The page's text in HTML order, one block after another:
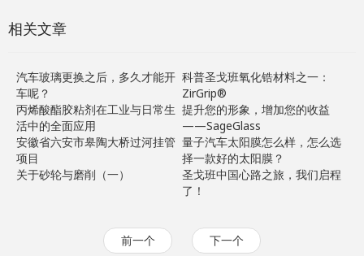
相关文章
汽车玻璃更换之后，多久才能开
车呢？
丙烯酸酯胶粘剂在工业与日常生
活中的全面应用
安徽省六安市皋陶大桥过河挂管
项目
关于砂轮与磨削（一）
科普圣戈班氧化锆材料之一：
ZirGrip®
提升您的形象，增加您的收益
——SageGlass
量子汽车太阳膜怎么样，怎么选
择一款好的太阳膜？
圣戈班中国心路之旅，我们启程
了！
前一个 下一个